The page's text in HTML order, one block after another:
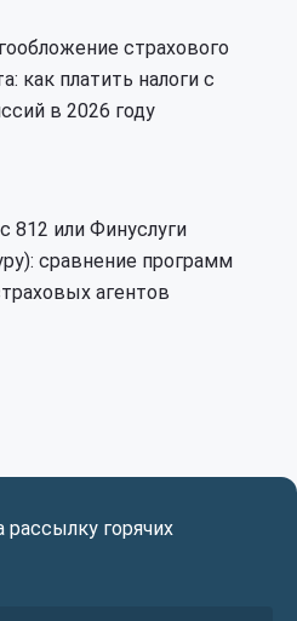
страхового
как платить налоги с
в 2026 году
812 или Финуслуги
сравнение программ
агентов
горячих